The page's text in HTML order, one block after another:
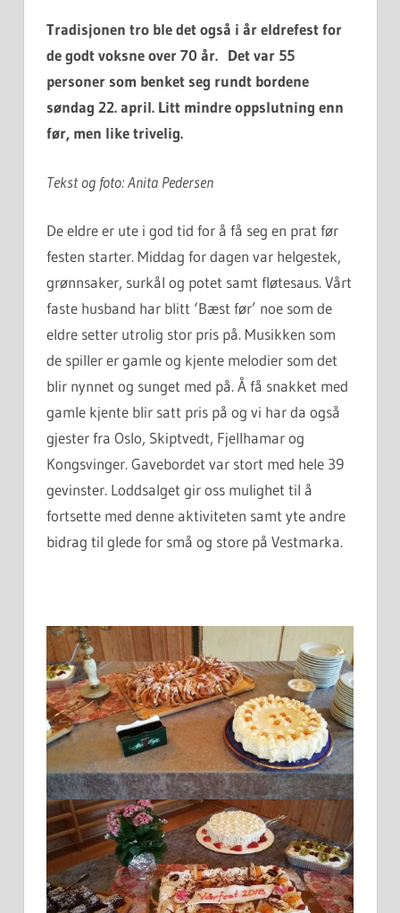
Tradisjonen tro ble det også i år eldrefest for
de godt voksne over 70 år. Det var 55
personer som benket seg rundt bordene
søndag 22. april. Litt mindre oppslutning enn
før, men like trivelig.
Tekst og foto: Anita Pedersen
De eldre er ute i god tid for å få seg en prat før
festen starter. Middag for dagen var helgestek,
grønnsaker, surkål og potet samt fløtesaus. Vårt
faste husband har blitt ‘Bæst før’ noe som de
eldre setter utrolig stor pris på. Musikken som
de spiller er gamle og kjente melodier som det
blir nynnet og sunget med på. Å få snakket med
gamle kjente blir satt pris på og vi har da også
gjester fra Oslo, Skiptvedt, Fjellhamar og
Kongsvinger. Gavebordet var stort med hele 39
gevinster. Loddsalget gir oss mulighet til å
fortsette med denne aktiviteten samt yte andre
bidrag til glede for små og store på Vestmarka.